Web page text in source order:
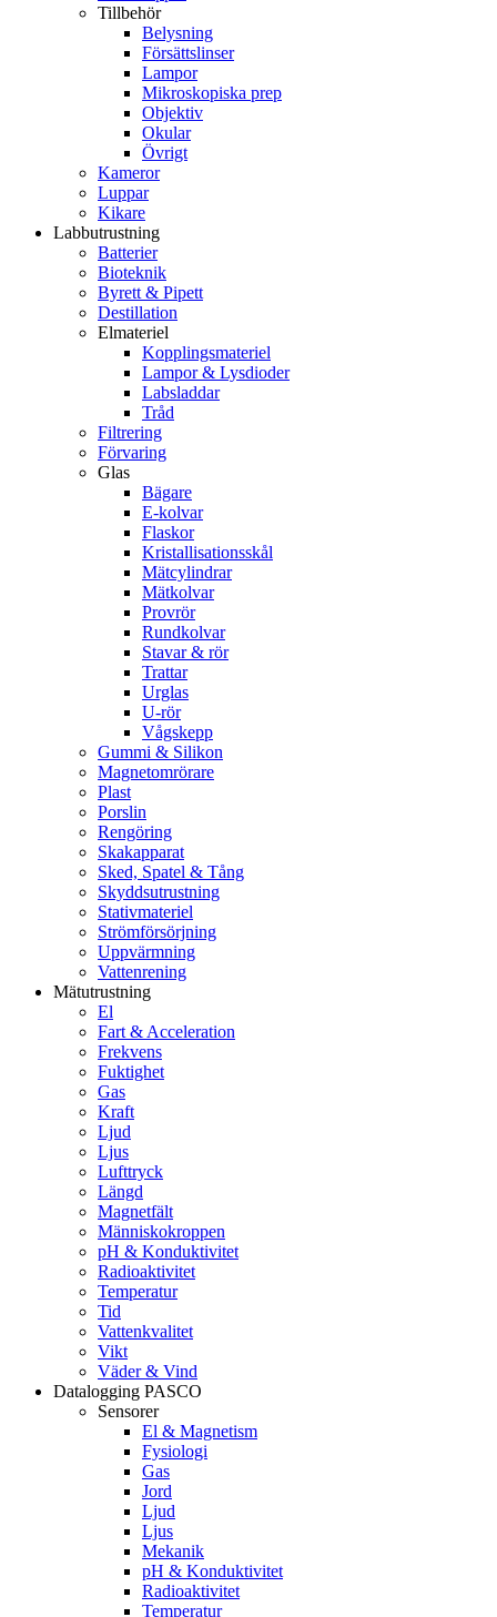
Tillbehör
Belysning
Försättslinser
Lampor
Mikroskopiska prep
Objektiv
Okular
Övrigt
Kameror
Luppar
Kikare
Labbutrustning
Batterier
Bioteknik
Byrett & Pipett
Destillation
Elmateriel
Kopplingsmateriel
Lampor & Lysdioder
Labsladdar
Tråd
Filtrering
Förvaring
Glas
Bägare
E-kolvar
Flaskor
Kristallisationsskål
Mätcylindrar
Mätkolvar
Provrör
Rundkolvar
Stavar & rör
Trattar
Urglas
U-rör
Vågskepp
Gummi & Silikon
Magnetomrörare
Plast
Porslin
Rengöring
Skakapparat
Sked, Spatel & Tång
Skyddsutrustning
Stativmateriel
Strömförsörjning
Uppvärmning
Vattenrening
Mätutrustning
El
Fart & Acceleration
Frekvens
Fuktighet
Gas
Kraft
Ljud
Ljus
Lufttryck
Längd
Magnetfält
Människokroppen
pH & Konduktivitet
Radioaktivitet
Temperatur
Tid
Vattenkvalitet
Vikt
Väder & Vind
Datalogging PASCO
Sensorer
El & Magnetism
Fysiologi
Gas
Jord
Ljud
Ljus
Mekanik
pH & Konduktivitet
Radioaktivitet
Temperatur